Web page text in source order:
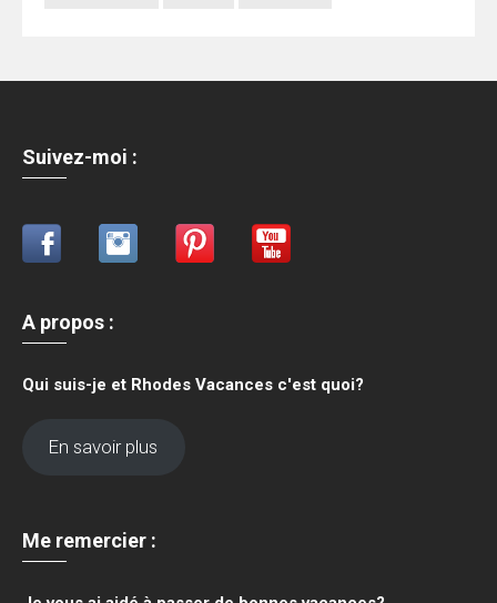
Suivez-moi :
A propos :
Qui suis-je et Rhodes Vacances c'est quoi?
En savoir plus
Me remercier :